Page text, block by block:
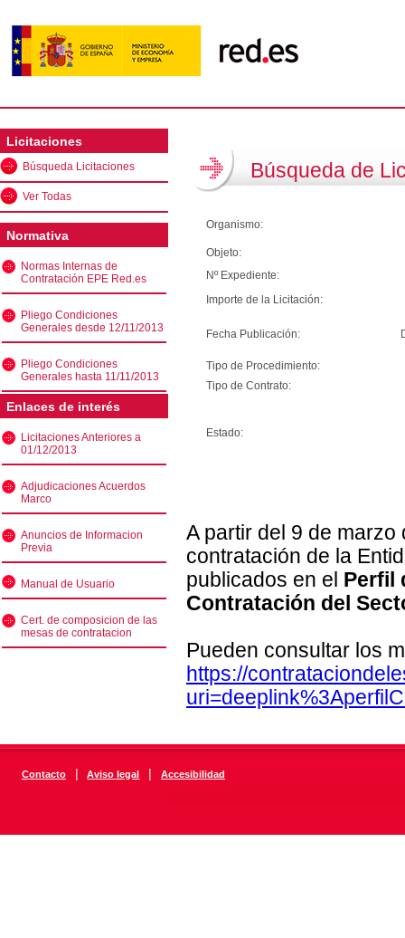
Licitaciones
Búsqueda Licitaciones
Ver Todas
Normativa
Normas Internas de
Contratación EPE Red.es
Pliego Condiciones
Generales desde 12/11/2013
Pliego Condiciones
Generales hasta 11/11/2013
Enlaces de interés
Licitaciones Anteriores a
01/12/2013
Adjudicaciones Acuerdos
Marco
Anuncios de Informacion
Previa
Manual de Usuario
Cert. de composicion de las
mesas de contratacion
Búsqueda de
Organismo:
Objeto:
Nº Expediente:
Importe de la Licitación:
Fecha Publicación:
Tipo de Procedimiento:
Tipo de Contrato:
Estado:
A partir del 9 de
contratación de la
publicados en el Perfil
Contratación del
Pueden consultar los
https://
Contacto | Aviso legal | Accesibilidad